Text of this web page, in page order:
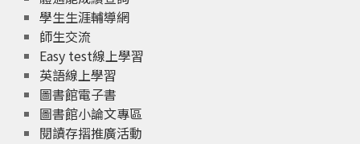
學生生涯輔導網
師生交流
Easy test線上學習
英語線上學習
圖書館電子書
圖書館小論文專區
閱讀存摺推廣活動